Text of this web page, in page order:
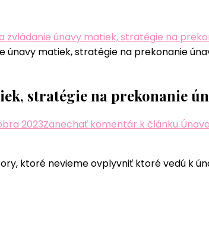
zvládanie únavy matiek, stratégie na
stratégie na prekonanie
2023Zanechať komentár k článku
ktoré nevieme ovplyvniť ktoré vedú k